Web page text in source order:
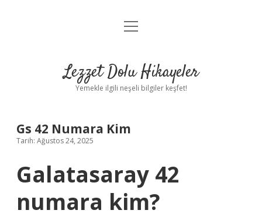
Anasayfa
Yasal Uyarı
menüyü
Lezzet Dolu Hikayeler
Yemekle ilgili neşeli bilgiler keşfet!
Gs 42 Numara Kim
Tarih: Ağustos 24, 2025
Galatasaray 42
numara kim?